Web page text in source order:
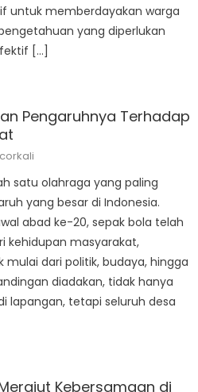
untuk memberdayakan warga
yang diperlukan
[…]
Pengaruhnya Terhadap
satu olahraga yang paling
yang besar di Indonesia.
abad ke-20, sepak bola telah
kehidupan masyarakat,
dari politik, budaya, hingga
diadakan, tidak hanya
lapangan, tetapi seluruh desa
Kebersamaan di